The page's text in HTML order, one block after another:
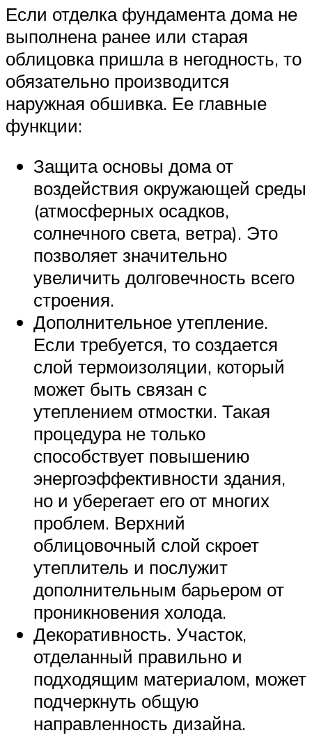
Если отделка фундамента дома не
выполнена ранее или старая
облицовка пришла в негодность, то
обязательно производится
наружная обшивка. Ее главные
функции:
Защита основы дома от
воздействия окружающей среды
(атмосферных осадков,
солнечного света, ветра). Это
позволяет значительно
увеличить долговечность всего
строения.
Дополнительное утепление.
Если требуется, то создается
слой термоизоляции, который
может быть связан с
утеплением отмостки. Такая
процедура не только
способствует повышению
энергоэффективности здания,
но и уберегает его от многих
проблем. Верхний
облицовочный слой скроет
утеплитель и послужит
дополнительным барьером от
проникновения холода.
Декоративность. Участок,
отделанный правильно и
подходящим материалом, может
подчеркнуть общую
направленность дизайна.